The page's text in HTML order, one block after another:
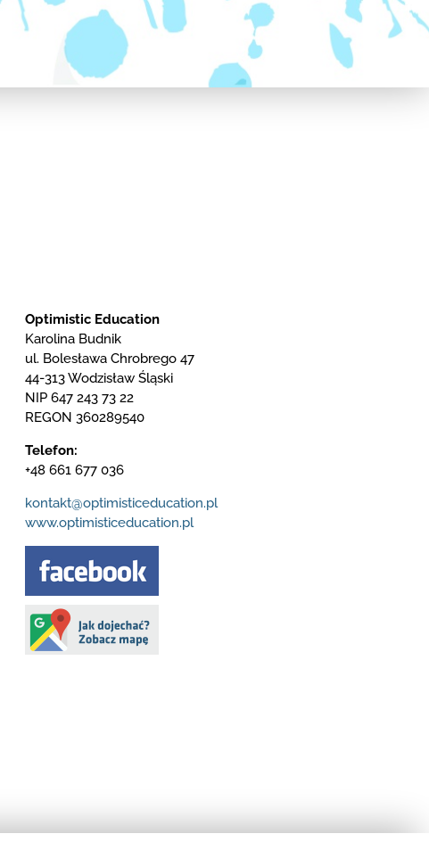
Optimistic Education
Karolina Budnik
ul. Bolesława Chrobrego 47
44-313 Wodzisław Śląski
NIP 647 243 73 22
REGON 360289540
Telefon:
+48 661 677 036
kontakt@optimisticeducation.pl
www.optimisticeducation.pl